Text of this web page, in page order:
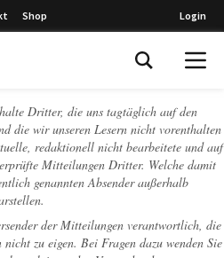
Shop Login
Dritter, die uns tagtäglich auf den
die wir unseren Lesern nicht vorenthalten
redaktionell nicht bearbeitete und auf
Mitteilungen Dritter. Welche damit
genannten Absender außerhalb
der Mitteilungen verantwortlich, die
zu eigen. Bei Fragen dazu wenden Sie